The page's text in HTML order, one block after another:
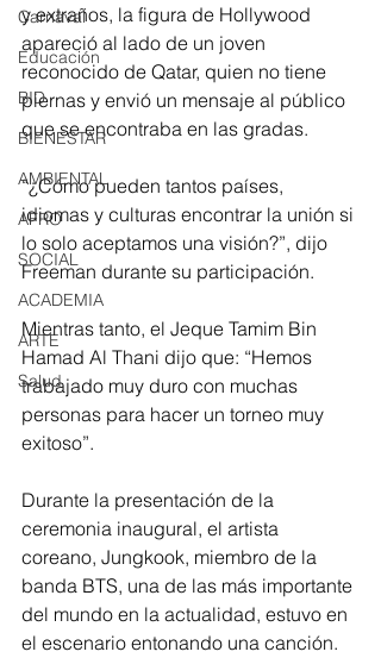
Carnaval
Educación
BID
BIENESTAR
AMBIENTAL
AFRO
SOCIAL
ACADEMIA
ARTE
Salud
y extraños, la figura de Hollywood
apareció al lado de un joven
reconocido de Qatar, quien no tiene
piernas y envió un mensaje al público
que se encontraba en las gradas.
“¿Cómo pueden tantos países,
idiomas y culturas encontrar la unión si
lo solo aceptamos una visión?”, dijo
Freeman durante su participación.
Mientras tanto, el Jeque Tamim Bin
Hamad Al Thani dijo que: “Hemos
trabajado muy duro con muchas
personas para hacer un torneo muy
exitoso”.
Durante la presentación de la
ceremonia inaugural, el artista
coreano, Jungkook, miembro de la
banda BTS, una de las más importante
del mundo en la actualidad, estuvo en
el escenario entonando una canción.